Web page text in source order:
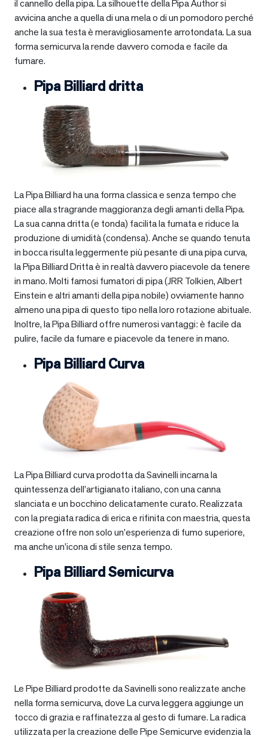
il cannello della pipa. La silhouette della Pipa Author si
avvicina anche a quella di una mela o di un pomodoro perché
anche la sua testa è meravigliosamente arrotondata. La sua
forma semicurva la rende davvero comoda e facile da
fumare.
Pipa Billiard dritta
La Pipa Billiard ha una forma classica e senza tempo che
piace alla stragrande maggioranza degli amanti della Pipa.
La sua canna dritta (e tonda) facilita la fumata e riduce la
produzione di umidità (condensa). Anche se quando tenuta
in bocca risulta leggermente più pesante di una pipa curva,
la Pipa Billiard Dritta è in realtà davvero piacevole da tenere
in mano. Molti famosi fumatori di pipa (JRR Tolkien, Albert
Einstein e altri amanti della pipa nobile) ovviamente hanno
almeno una pipa di questo tipo nella loro rotazione abituale.
Inoltre, la Pipa Billiard offre numerosi vantaggi: è facile da
pulire, facile da fumare e piacevole da tenere in mano.
Pipa Billiard Curva
La Pipa Billiard curva prodotta da Savinelli incarna la
quintessenza dell’artigianato italiano, con una canna
slanciata e un bocchino delicatamente curato. Realizzata
con la pregiata radica di erica e rifinita con maestria, questa
creazione offre non solo un’esperienza di fumo superiore,
ma anche un’icona di stile senza tempo.
Pipa Billiard Semicurva
Le Pipe Billiard prodotte da Savinelli sono realizzate anche
nella forma semicurva, dove La curva leggera aggiunge un
tocco di grazia e raffinatezza al gesto di fumare. La radica
utilizzata per la creazione delle Pipe Semicurve evidenzia la